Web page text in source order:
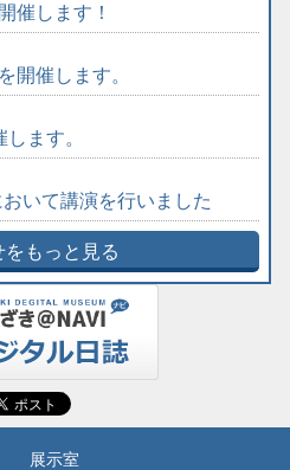
催します！
開催します。
ます。
いて講演を行いました
をもっと見る
展示室